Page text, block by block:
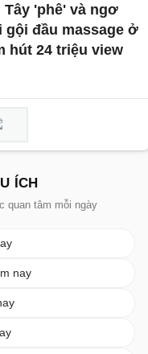
Tây 'phê' và ngơ
gội đầu massage ở
hút 24 triệu view
ÍCH
quan tâm mỗi ngày
nay